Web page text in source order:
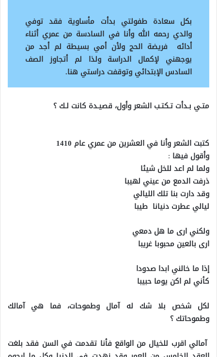
بكل سعادة طفولتي بدأت مأساوية فقد توفي
والدي رحمه الله وأنا في السادسة من عمري أثناء
أدائه فريضة الحج ولأن أمي بسيطة لم أجد من
يوجهني لإكمال الدراسة ولذا لم أتجاوز الصف
السادس الإبتدائي وتوقفت دراستي هنا.
متـي بـدأت تـكتـب الشعر وأول، قصيـدة كانت لـك ؟
كتبت الشعر وأنا في العشرين من عمري عام 1410
وأقول فيها :
ولما لم اعد للخل شيئا
ذرفت الدمع من عيني لهيبا
وقد دارت بنا تلك الليالي
ليالي عطرت دنيانا طيبا
ولكني ارى ما هل دمعي
ارى بالعين محبوبا غريبا
إذا ما خالني ابدا صدودا
كأني لم اكن يوما حبيبا
لكل شخص بلا شك له آمال وطموحات، فما هي آمالك
وطموحاتك ؟
آمالي اقرب للخيال من الواقع فأنا تقدمت في السن فقد بلغت